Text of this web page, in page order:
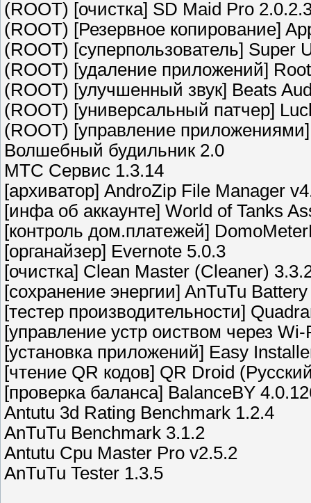
(ROOT) [очистка] SD Maid Pro
(ROOT) [Резервное копирование]
(ROOT) [суперпользователь] Super
(ROOT) [удаление приложений]
(ROOT) [улучшенный звук] Beats
(ROOT) [универсальный патчер]
(ROOT) [управление
Волшебный будильник 2.0
МТС Сервис 1.3.14
[архиватор] AndroZip File Manager
[инфа об аккаунте] World of Tanks
[контроль дом.платежей]
[органайзер] Evernote 5.0.3
[очистка] Clean Master (Cleaner)
[сохранение энергии] AnTuTu
[тестер производительности]
[управление устр оиством через
[установка приложений] Easy
[чтение QR кодов] QR Droid
[проверка баланса] BalanceBY
Antutu 3d Rating Benchmark 1.2.4
AnTuTu Benchmark 3.1.2
Antutu Cpu Master Pro v2.5.2
AnTuTu Tester 1.3.5